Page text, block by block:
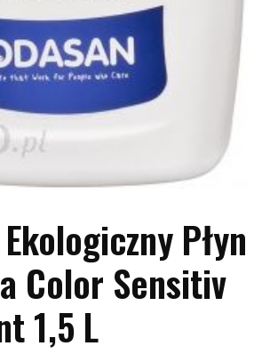
Płyn
Color Sensitiv
1,5 L